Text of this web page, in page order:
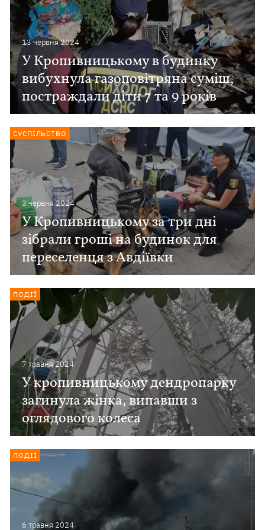
13 червня 2024
У Кропивницькому в будинку
вибухнула газоповітряна суміш,
постраждали діти 7 та 9 років
3 червня 2024
У Кропивницькому за три дні
зібрали гроші на будинок для
переселенця з Авдіївки
СУСПІЛЬСТВО
7 травня 2024
У кропивницькому дендропарку
загинула жінка, випавши з
оглядового колеса
ПОДІЇ
6 травня 2024
ПОДІЇ